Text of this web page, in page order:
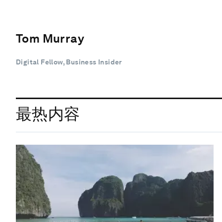
Tom Murray
Digital Fellow, Business Insider
最热内容